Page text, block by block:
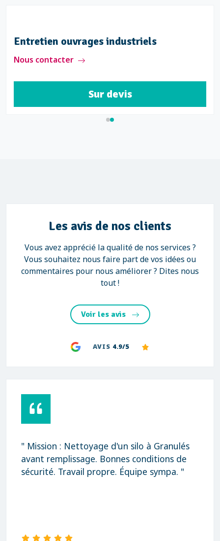
réseaux industriels
contacter
Sur devis
Les avis de nos clients
Vous avez apprécié la qualité de nos services ?
Vous souhaitez nous faire part de vos idées ou
commentaires pour nous améliorer ? Dites nous
tout !
Voir les avis
AVIS 4.9/5
" Rapidité, qualité et prix très correct
Merci "